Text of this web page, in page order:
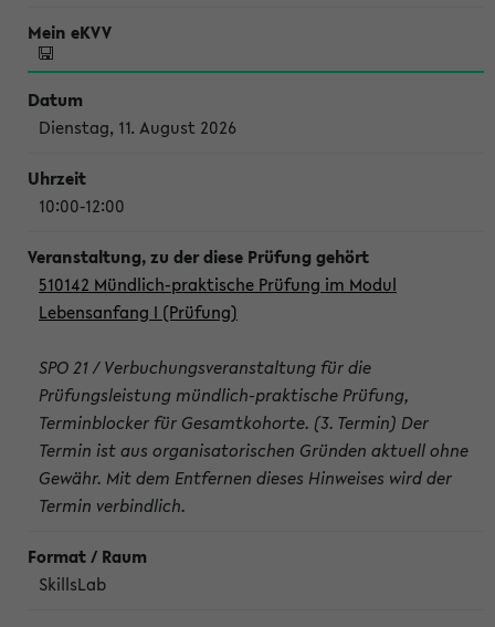
Dienstag, 11. August 2026
10:00-12:00
510142 Mündlich-praktische Prüfung im Modul
Lebensanfang I (Prüfung)
SPO 21 / Verbuchungsveranstaltung für die
Prüfungsleistung mündlich-praktische Prüfung,
Terminblocker für Gesamtkohorte. (3. Termin) Der
Termin ist aus organisatorischen Gründen aktuell ohne
Gewähr. Mit dem Entfernen dieses Hinweises wird der
Termin verbindlich.
SkillsLab